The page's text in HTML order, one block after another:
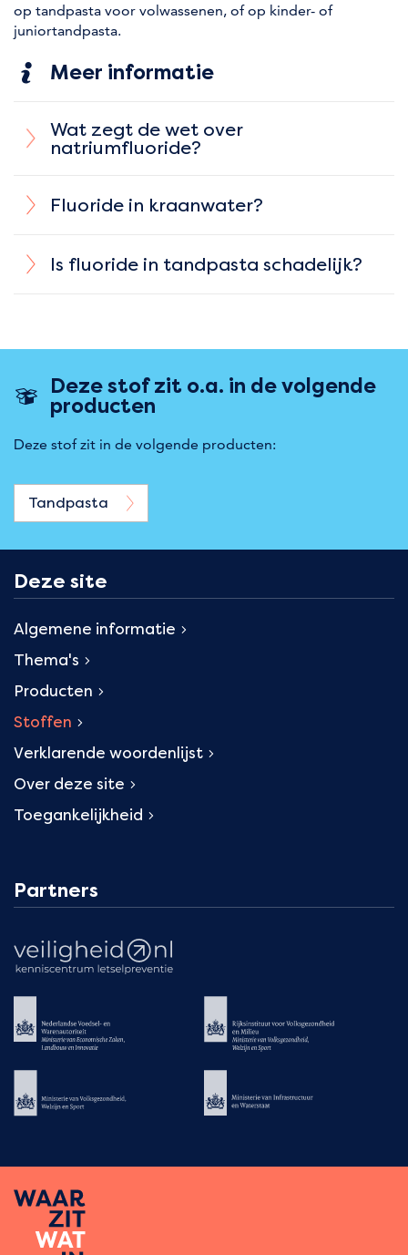
op tandpasta voor volwassenen, of op kinder- of
juniortandpasta.
Meer informatie
Wat zegt de wet over
natriumfluoride?
Fluoride in kraanwater?
Is fluoride in tandpasta schadelijk?
Deze stof zit o.a. in de volgende
producten
Deze stof zit in de volgende producten:
Tandpasta
Deze site
Algemene informatie
Thema's
Producten
Stoffen
Verklarende woordenlijst
Over deze site
Toegankelijkheid
Partners